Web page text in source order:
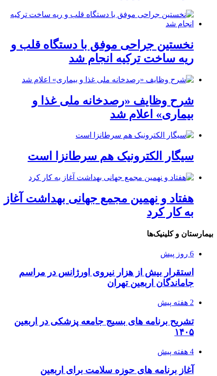
نخستین جراحی موفق با دستگاه قلب و
ریه ساخت ترکیه انجام شد
شرح وظایف «رصدخانه ملی غذا و
بیماری» اعلام شد
سیگار الکترونیک هم سرطانزا است
هفتاد و نهمین مجمع جهانی بهداشت آغاز
به کار کرد
بیمارستان و کلینیک‌ها
6 روز پیش
استقرار بیش از هزار نیروی اورژانس در مراسم
جاماندگان اربعین تهران
2 هفته پیش
تشریح برنامه های بسیج جامعه پزشکی در اربعین
۱۴۰۵
4 هفته پیش
آغاز برنامه های حوزه سلامت برای اربعین